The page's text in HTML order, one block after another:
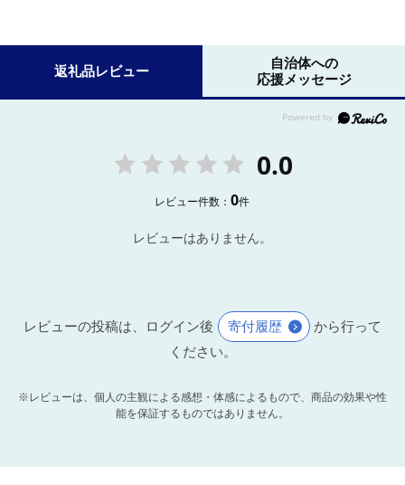
返礼品レビュー
自治体への
応援メッセージ
0.0
レビュー件数：0件
レビューはありません。
レビューの投稿は、ログイン後 寄付履歴
から行って
ください。
※レビューは、個人の主観による感想・体感によるもので、商品の効果や性
能を保証するものではありません。